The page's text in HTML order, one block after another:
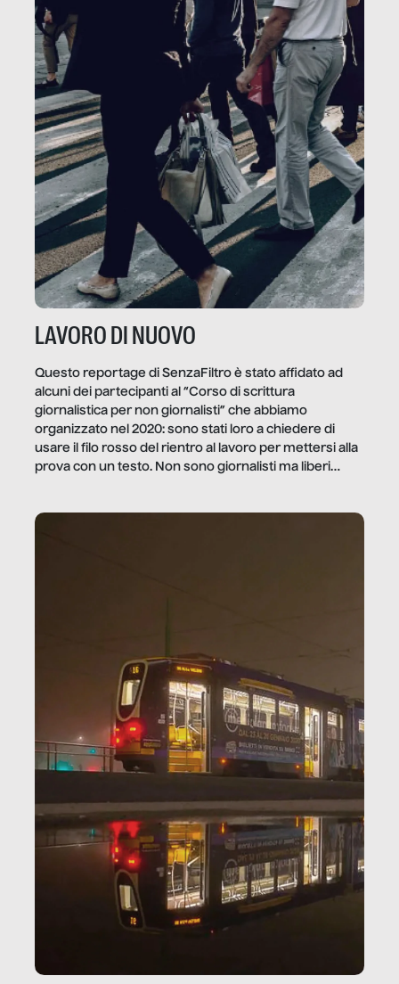
LAVORO DI NUOVO
Questo reportage di SenzaFiltro è stato affidato ad
alcuni dei partecipanti al “Corso di scrittura
giornalistica per non giornalisti” che abbiamo
organizzato nel 2020: sono stati loro a chiedere di
usare il filo rosso del rientro al lavoro per mettersi alla
prova con un testo. Non sono giornalisti ma liberi